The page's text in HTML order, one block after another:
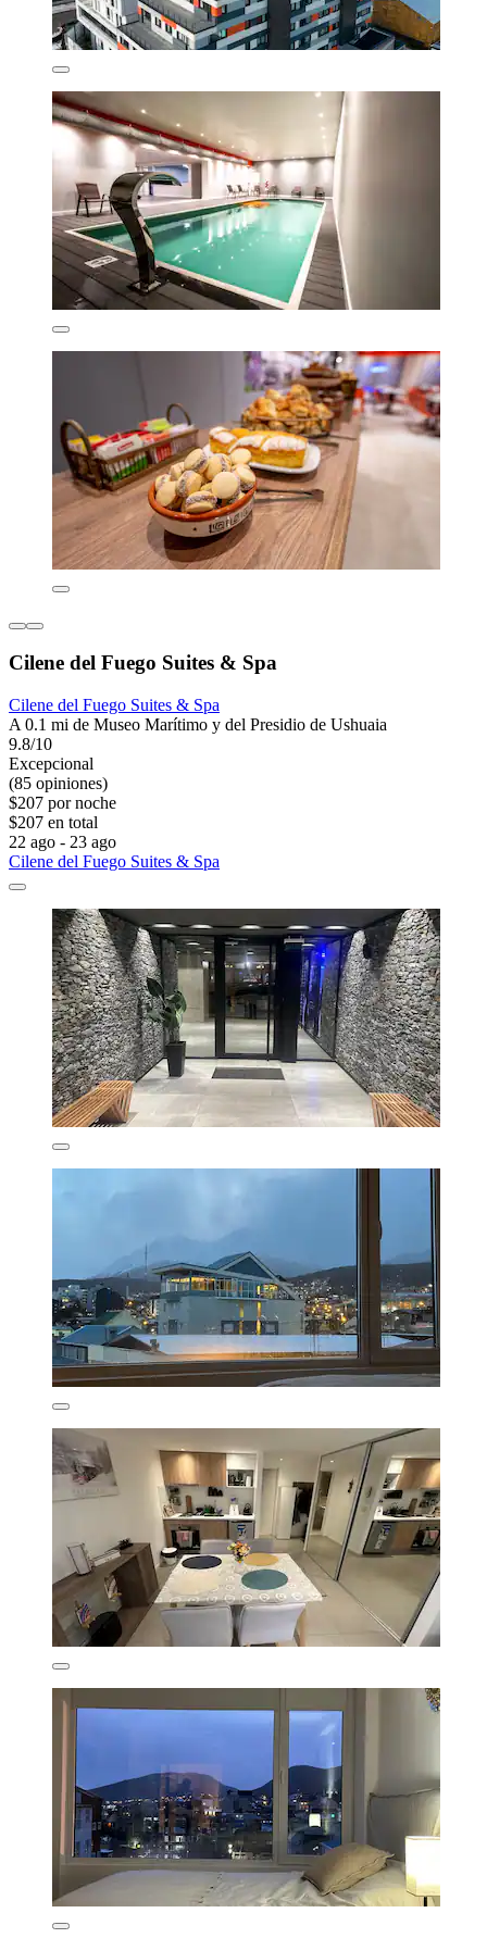
Cilene del Fuego Suites & Spa
Cilene del Fuego Suites & Spa
A 0.1 mi de Museo Marítimo y del Presidio de Ushuaia
9.8/10
Excepcional
(85 opiniones)
$207 por noche
$207 en total
22 ago - 23 ago
Cilene del Fuego Suites & Spa